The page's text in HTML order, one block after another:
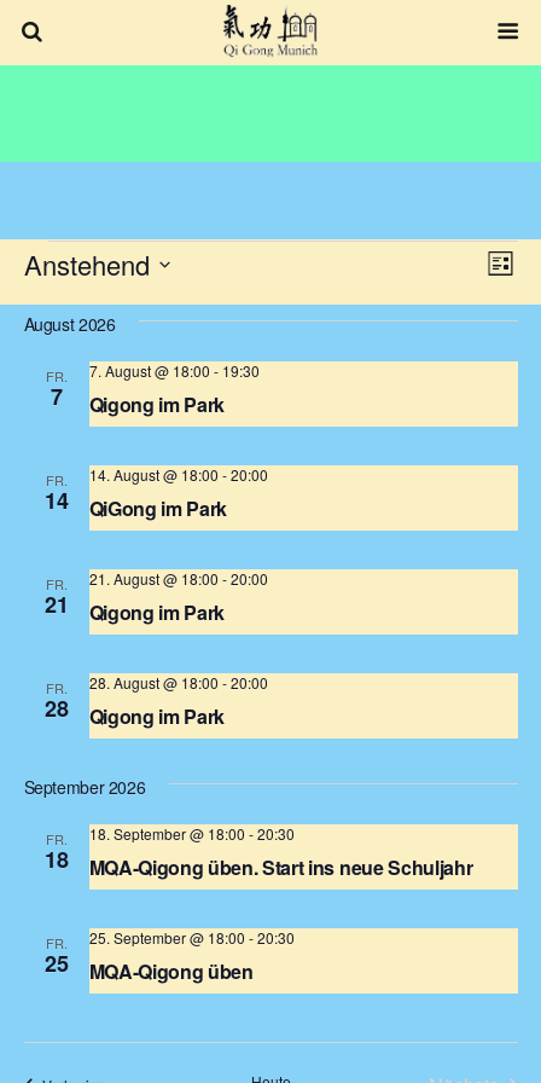
Veranstaltungen Liste
Anstehend
wählen.
August 2026
FR.
7 Qigong im Park
7. August @ 18:00 - 19:30
FR.
14 QiGong im Park
14. August @ 18:00 -20:00
FR.
21 Qigong im Park
21. August @ 18:00 -20:00
FR.
28 Qigong im Park
28. August @ 18:00 -20:00
September 2026
FR.
18 MQA-Qigong üben. Start ins neue Schuljahr
18. September @ 18:00 -20:30
FR.
25 MQA-Qigong üben
25. September @ 18:00 -20:30